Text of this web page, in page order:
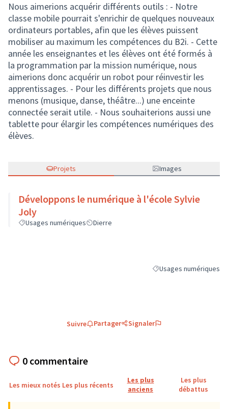
Nous aimerions acquérir différents outils : - Notre
classe mobile pourrait s'enrichir de quelques nouveaux
ordinateurs portables, afin que les élèves puissent
mobiliser au maximum les compétences du B2i. - Cette
année les enseignantes et les élèves ont été formés à
la programmation par la mission numérique, nous
aimerions donc acquérir un robot pour réinvestir les
apprentissages. - Pour les différents projets que nous
menons (musique, danse, théâtre...) une enceinte
connectée serait utile. - Nous souhaiterions aussi une
tablette pour élargir les compétences numériques des
élèves.
Projets Images
Développons le numérique à l'école Sylvie
Joly
Usages numériques Dierre
Filtrer les résultats de
Usages numériques
Suivre Partager Signaler
0 commentaire
Les mieux notés Les plus récents
Les plus
anciens
Les plus
débattus